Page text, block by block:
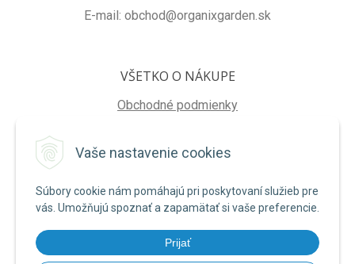
Vaše nastavenie cookies
Súbory cookie nám pomáhajú pri poskytovaní služieb pre
vás. Umožňujú spoznať a zapamätať si vaše preferencie.
Prijať
E-mail: obchod@organixgarden.sk
VŠETKO O NÁKUPE
Obchodné podmienky
Reklamačné podmienky
NA STIAHNUTIE
Formulár na odstúpenie od zmluvy
Poučenie o uplatnení práva na odstúpenie od zmluvy